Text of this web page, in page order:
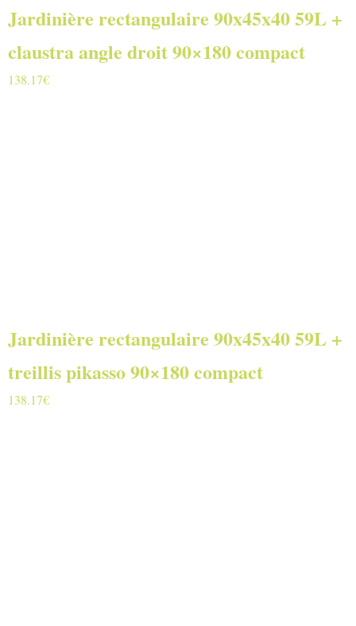
Jardinière rectangulaire 90x45x40 59L +
claustra angle droit 90×180 compact
138.17€
Jardinière rectangulaire 90x45x40 59L +
treillis pikasso 90×180 compact
138.17€